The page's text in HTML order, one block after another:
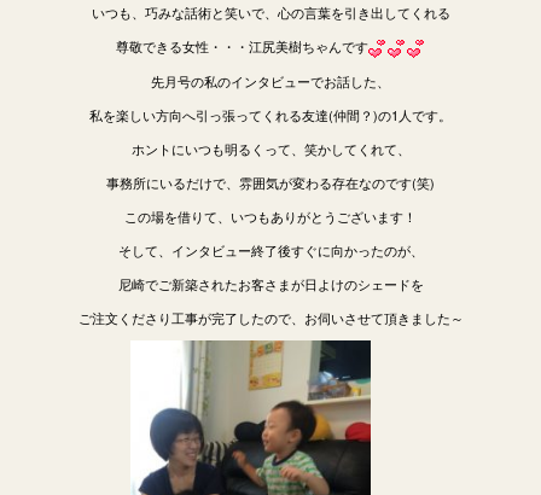
いつも、巧みな話術と笑いで、心の言葉を引き出してくれる
尊敬できる女性・・・江尻美樹ちゃんです
先月号の私のインタビューでお話した、
私を楽しい方向へ引っ張ってくれる友達(仲間？)の1人です。
ホントにいつも明るくって、笑かしてくれて、
事務所にいるだけで、雰囲気が変わる存在なのです(笑)
この場を借りて、いつもありがとうございます！
そして、インタビュー終了後すぐに向かったのが、
尼崎でご新築されたお客さまが日よけのシェードを
ご注文くださり工事が完了したので、お伺いさせて頂きました～